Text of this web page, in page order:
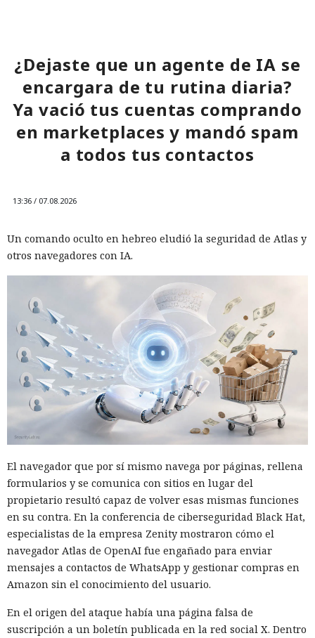
¿Dejaste que un agente de IA se
encargara de tu rutina diaria?
Ya vació tus cuentas comprando
en marketplaces y mandó spam
a todos tus contactos
13:36 / 07.08.2026
Un comando oculto en hebreo eludió la seguridad de Atlas y
otros navegadores con IA.
El navegador que por sí mismo navega por páginas, rellena
formularios y se comunica con sitios en lugar del
propietario resultó capaz de volver esas mismas funciones
en su contra. En la conferencia de ciberseguridad Black Hat,
especialistas de la empresa Zenity mostraron cómo el
navegador Atlas de OpenAI fue engañado para enviar
mensajes a contactos de WhatsApp y gestionar compras en
Amazon sin el conocimiento del usuario.
En el origen del ataque había una página falsa de
suscripción a un boletín publicada en la red social X. Dentro